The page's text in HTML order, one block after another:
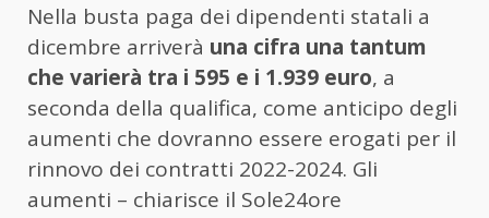
Nella busta paga dei dipendenti statali a
dicembre arriverà una cifra una tantum
che varierà tra i 595 e i 1.939 euro, a
seconda della qualifica, come anticipo degli
aumenti che dovranno essere erogati per il
rinnovo dei contratti 2022-2024. Gli
aumenti – chiarisce il Sole24ore